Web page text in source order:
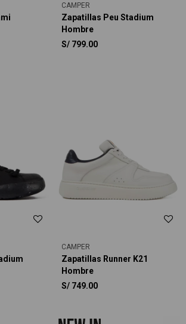
CAMPER
Zapatillas Peu Stadium
Hombre
S/ 799.00
CAMPER
Zapatillas Runner K21
Hombre
S/ 749.00